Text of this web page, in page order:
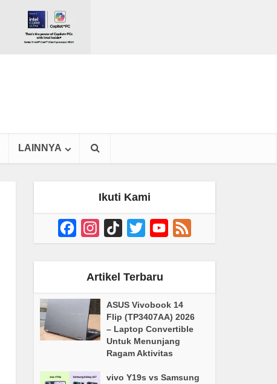
LAINNYA
Ikuti Kami
FacebookInstagram
TikTok Twitter YouTube
Channel
Artikel Terbaru
ASUS Vivobook 14
Flip (TP3407AA) 2026
– Laptop Convertible
Untuk Menunjang
Ragam Aktivitas
vivo Y19s vs Samsung